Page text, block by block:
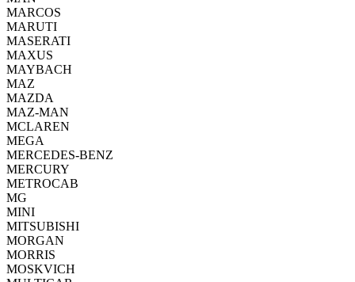
MARCOS
MARUTI
MASERATI
MAXUS
MAYBACH
MAZ
MAZDA
MAZ-MAN
MCLAREN
MEGA
MERCEDES-BENZ
MERCURY
METROCAB
MG
MINI
MITSUBISHI
MORGAN
MORRIS
MOSKVICH